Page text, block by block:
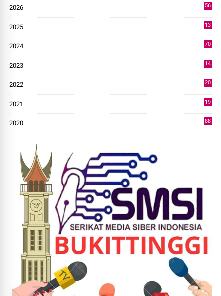
2026
56
2025
13
2024
70
2023
14
2022
20
2021
19
2020
88